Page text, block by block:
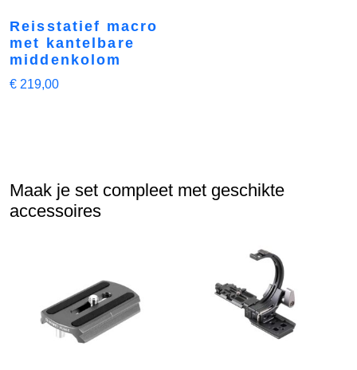
Reisstatief macro
met kantelbare
middenkolom
€ 219,00
Maak je set compleet met geschikte
accessoires